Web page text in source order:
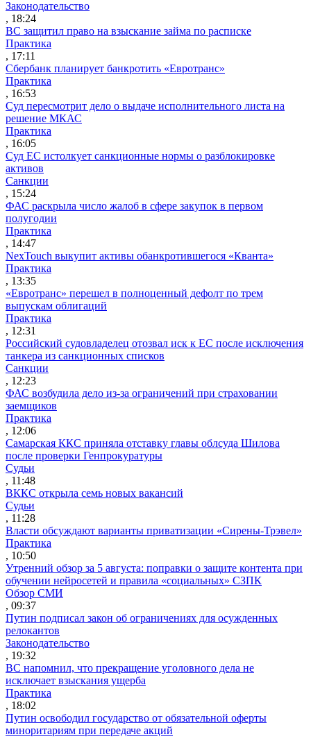
Законодательство
, 18:24
ВС защитил право на взыскание займа по расписке
Практика
, 17:11
Сбербанк планирует банкротить «Евротранс»
Практика
, 16:53
Суд пересмотрит дело о выдаче исполнительного листа на
решение МКАС
Практика
, 16:05
Суд ЕС истолкует санкционные нормы о разблокировке
активов
Санкции
, 15:24
ФАС раскрыла число жалоб в сфере закупок в первом
полугодии
Практика
, 14:47
NexTouch выкупит активы обанкротившегося «Кванта»
Практика
, 13:35
«Евротранс» перешел в полноценный дефолт по трем
выпускам облигаций
Практика
, 12:31
Российский судовладелец отозвал иск к ЕС после исключения
танкера из санкционных списков
Санкции
, 12:23
ФАС возбудила дело из-за ограничений при страховании
заемщиков
Практика
, 12:06
Самарская ККС приняла отставку главы облсуда Шилова
после проверки Генпрокуратуры
Судьи
, 11:48
ВККС открыла семь новых вакансий
Судьи
, 11:28
Власти обсуждают варианты приватизации «Сирены-Трэвел»
Практика
, 10:50
Утренний обзор за 5 августа: поправки о защите контента при
обучении нейросетей и правила «социальных» СЗПК
Обзор СМИ
, 09:37
Путин подписал закон об ограничениях для осужденных
релокантов
Законодательство
, 19:32
ВС напомнил, что прекращение уголовного дела не
исключает взыскания ущерба
Практика
, 18:02
Путин освободил государство от обязательной оферты
миноритариям при передаче акций